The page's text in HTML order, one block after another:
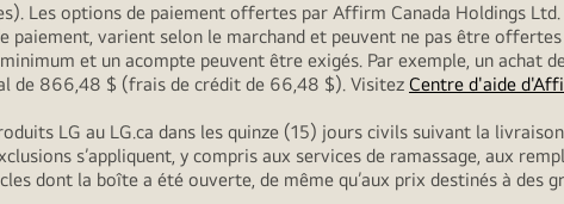
Les options de paiement offertes par Affirm Canada Holdings
paiement, varient selon le marchand et peuvent ne pas être
et un acompte peuvent être exigés. Par exemple, un achat
de 866,48 $ (frais de crédit de 66,48 $). Visitez Centre d'aide
LG au LG.ca dans les quinze (15) jours civils suivant la
s’appliquent, y compris aux services de ramassage, aux
dont la boîte a été ouverte, de même qu’aux prix destinés à des